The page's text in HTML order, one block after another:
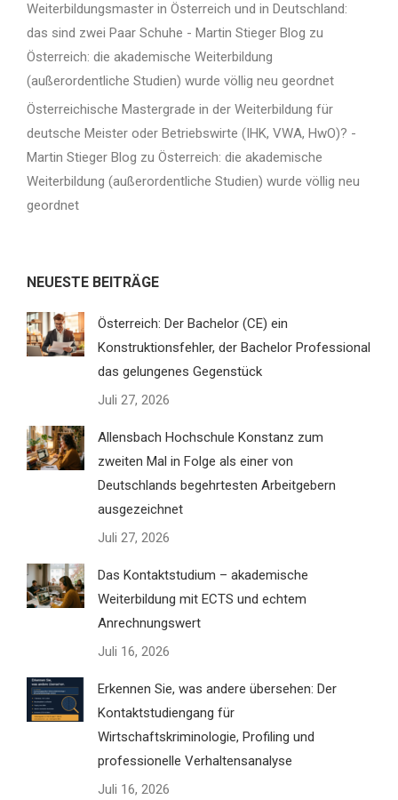
Weiterbildungsmaster in Österreich und in Deutschland:
das sind zwei Paar Schuhe - Martin Stieger Blog zu
Österreich: die akademische Weiterbildung
(außerordentliche Studien) wurde völlig neu geordnet
Österreichische Mastergrade in der Weiterbildung für
deutsche Meister oder Betriebswirte (IHK, VWA, HwO)? -
Martin Stieger Blog zu Österreich: die akademische
Weiterbildung (außerordentliche Studien) wurde völlig neu
geordnet
NEUESTE BEITRÄGE
Österreich: Der Bachelor (CE) ein
Konstruktionsfehler, der Bachelor Professional
das gelungenes Gegenstück
Juli 27, 2026
Allensbach Hochschule Konstanz zum
zweiten Mal in Folge als einer von
Deutschlands begehrtesten Arbeitgebern
ausgezeichnet
Juli 27, 2026
Das Kontaktstudium – akademische
Weiterbildung mit ECTS und echtem
Anrechnungswert
Juli 16, 2026
Erkennen Sie, was andere übersehen: Der
Kontaktstudiengang für
Wirtschaftskriminologie, Profiling und
professionelle Verhaltensanalyse
Juli 16, 2026